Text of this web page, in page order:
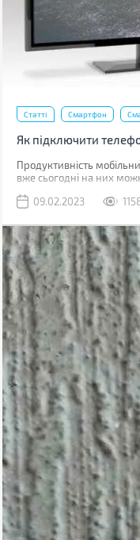
Статті Смартфон
Як підключити
Продуктивність
вже сьогодні на них
09.02.2023